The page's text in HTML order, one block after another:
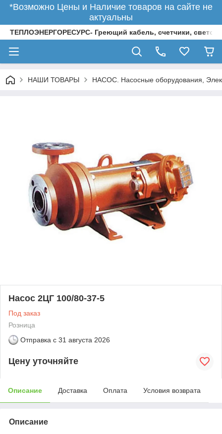
*Возможно Цены и Наличие товаров на сайте не
актуальны
ТЕПЛОЭНЕРГОРЕСУРС- Греющий кабель, счетчики,
НАШИ ТОВАРЫ НАСОС. Насосные оборудования,
Насос 2ЦГ 100/80-37-5
Под заказ
Розница
Отправка с 31 августа 2026
Цену уточняйте
Описание Доставка Оплата Условия возврата
Описание